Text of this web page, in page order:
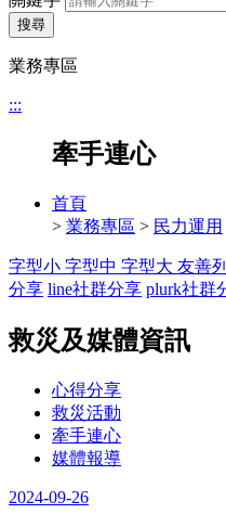
搜尋
業務專區
:::
牽手連心
首頁
> 業務專區 > 民力運用
字型小 字型中 字型大 友善
分享 line社群分享 plurk社群
救災及媒體資訊
心得分享
救災活動
牽手連心
媒體報導
2024-09-26